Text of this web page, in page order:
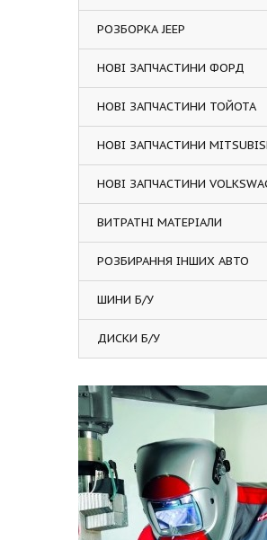
РОЗБОРКА JEEP
НОВІ ЗАПЧАСТИНИ ФОРД
НОВІ ЗАПЧАСТИНИ ТОЙОТА
НОВІ ЗАПЧАСТИНИ
НОВІ ЗАПЧАСТИНИ
ВИТРАТНІ МАТЕРІАЛИ
РОЗБИРАННЯ ІНШИХ АВТО
ШИНИ Б/У
ДИСКИ Б/У